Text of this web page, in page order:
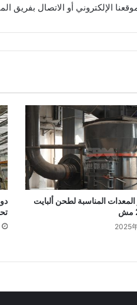
الإلكتروني أو الاتصال بفريق
المعدات المناسبة لطحن ألبايت
2025